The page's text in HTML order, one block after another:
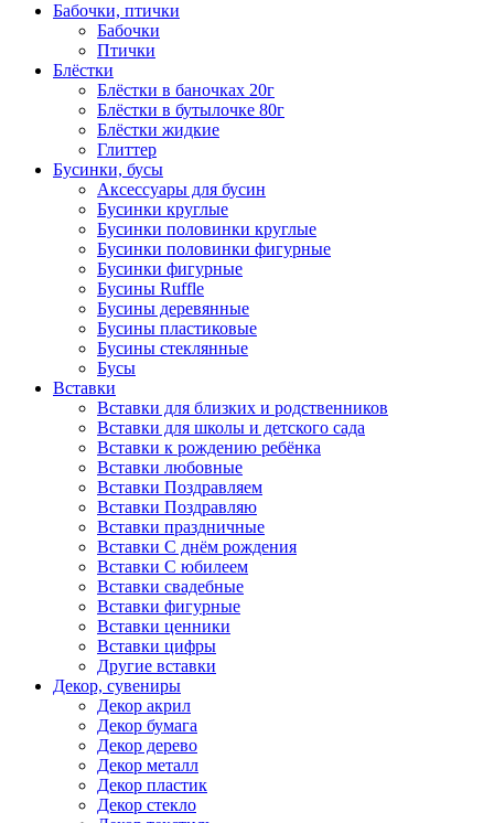
Бабочки, птички
Бабочки
Птички
Блёстки
Блёстки в баночках 20г
Блёстки в бутылочке 80г
Блёстки жидкие
Глиттер
Бусинки, бусы
Аксессуары для бусин
Бусинки круглые
Бусинки половинки круглые
Бусинки половинки фигурные
Бусинки фигурные
Бусины Ruffle
Бусины деревянные
Бусины пластиковые
Бусины стеклянные
Бусы
Вставки
Вставки для близких и родственников
Вставки для школы и детского сада
Вставки к рождению ребёнка
Вставки любовные
Вставки Поздравляем
Вставки Поздравляю
Вставки праздничные
Вставки С днём рождения
Вставки С юбилеем
Вставки свадебные
Вставки фигурные
Вставки ценники
Вставки цифры
Другие вставки
Декор, сувениры
Декор акрил
Декор бумага
Декор дерево
Декор металл
Декор пластик
Декор стекло